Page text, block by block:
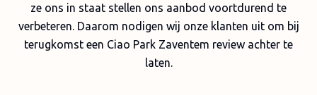
ze ons in staat stellen ons aanbod voortdurend te
verbeteren. Daarom nodigen wij onze klanten uit om bij
terugkomst een Ciao Park Zaventem review achter te
laten.